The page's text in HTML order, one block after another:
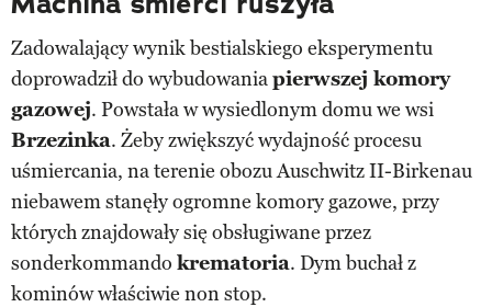
Zadowalający wynik bestialskiego eksperymentu
doprowadził do wybudowaniapierwszej komory
gazowej. Powstała w wysiedlonym domu we wsi
Brzezinka. Żeby zwiększyć wydajność procesu
uśmiercania, na terenie obozu Auschwitz II-Birkenau
niebawem stanęły ogromne komory gazowe, przy
których znajdowały się obsługiwane przez
sonderkommando krematoria. Dym buchał z
kominów właściwie non stop.